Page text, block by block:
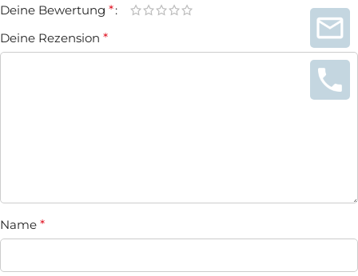
Deine Bewertung *
Deine Rezension *
Name *